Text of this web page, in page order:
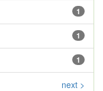
1
1
1
next >